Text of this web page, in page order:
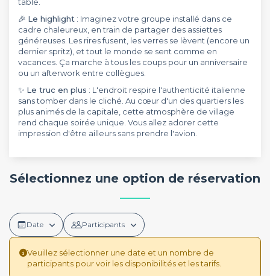
🎉 Le highlight : Imaginez votre groupe installé dans ce
cadre chaleureux, en train de partager des assiettes
généreuses. Les rires fusent, les verres se lèvent (encore un
dernier spritz), et tout le monde se sent comme en
vacances. Ça marche à tous les coups pour un anniversaire
ou un afterwork entre collègues.
✨ Le truc en plus : L'endroit respire l'authenticité italienne
sans tomber dans le cliché. Au cœur d'un des quartiers les
plus animés de la capitale, cette atmosphère de village
rend chaque soirée unique. Vous allez adorer cette
impression d'être ailleurs sans prendre l'avion.
Sélectionnez une option de réservation
Date Participants
Veuillez sélectionner une date et un nombre de
participants pour voir les disponibilités et les tarifs.